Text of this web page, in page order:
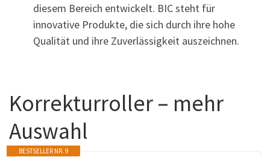
diesem Bereich entwickelt. BIC steht für
innovative Produkte, die sich durch ihre hohe
Qualität und ihre Zuverlässigkeit auszeichnen.
Korrekturroller – mehr
Auswahl
BESTSELLER NR. 9